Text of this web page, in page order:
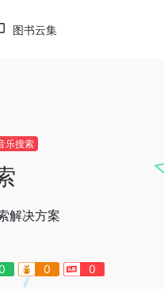
图书云集
乐搜索
解决方案
0 0